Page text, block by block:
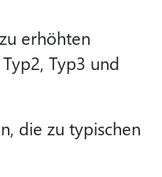
erhöhten
Typ3 und
die zu typischen